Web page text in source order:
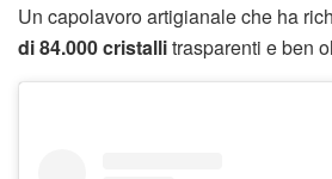
Un capolavoro artigianale che ha
di 84.000 cristallitrasparenti e ben